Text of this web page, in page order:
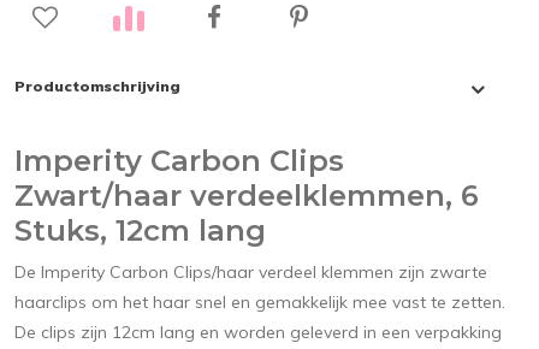
Productomschrijving
Imperity Carbon Clips
Zwart/haar verdeelklemmen, 6
Stuks, 12cm lang
De Imperity Carbon Clips/haar verdeel klemmen zijn zwarte
haarclips om het haar snel en gemakkelijk mee vast te zetten.
De clips zijn 12cm lang en worden geleverd in een verpakking